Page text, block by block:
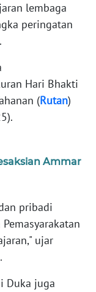
lembaga
peringatan
Hari Bhakti
(Rutan)
Ammar
pribadi
ujar
Duka juga